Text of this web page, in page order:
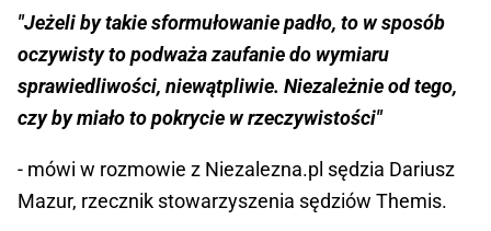
"Jeżeli by takie sformułowanie padło, to w sposób
oczywisty to podważa zaufanie do wymiaru
sprawiedliwości, niewątpliwie. Niezależnie od tego,
czy by miało to pokrycie w rzeczywistości"
- mówi w rozmowie z Niezalezna.pl sędzia Dariusz
Mazur, rzecznik stowarzyszenia sędziów Themis.